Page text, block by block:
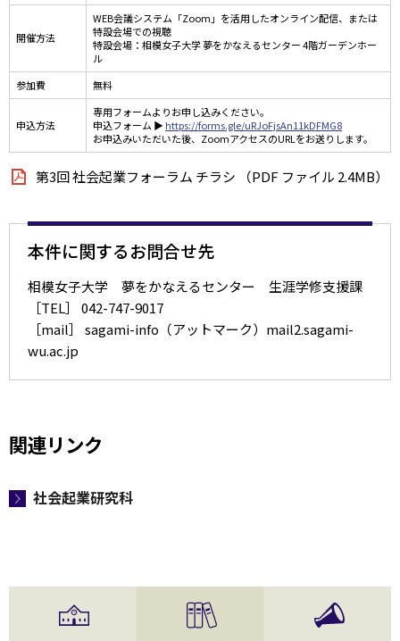
開催方法
WEB会議システム「Zoom」を活用したオンライン配信、または
特設会場での視聴
特設会場：相模女子大学 夢をかなえるセンター 4階ガーデンホー
ル
参加費
無料
申込方法
専用フォームよりお申し込みください。
申込フォーム ▶ https://forms.gle/uRJoFjsAn11kDFMG8
お申込みいただいた後、ZoomアクセスのURLをお送りします。
第3回 社会起業フォーラム チラシ （PDF ファイル 2.4MB）
本件に関するお問合せ先
相模女子大学 夢をかなえるセンター 生涯学修支援課
［TEL］ 042-747-9017
［mail］ sagami-info（アットマーク）mail2.sagami-
wu.ac.jp
関連リンク
社会起業研究科